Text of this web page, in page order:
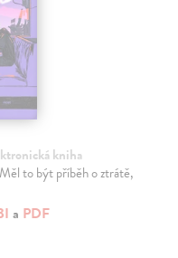
kniha
to být příběh o ztrátě,
a PDF